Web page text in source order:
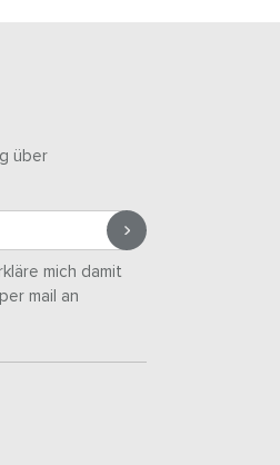
über
mich damit
mail an